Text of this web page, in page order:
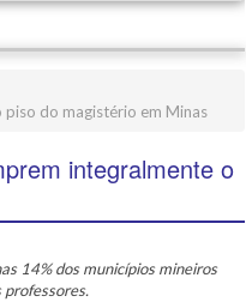
do magistério em Minas
integralmente o
14% dos municípios mineiros